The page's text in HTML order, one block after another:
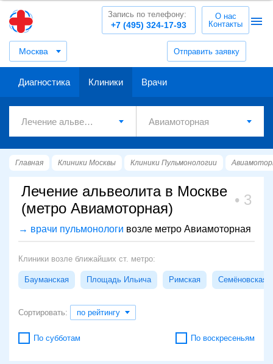
Москва Отправить заявку
+7 (495) 324-17-93
Запись по телефону:
О нас
Контакты
Диагностика Клиники Врачи
Главная Клиники Москвы Клиники Пульмонологии
Лечение альвеолита в Москве
(метро Авиамоторная)
3
→ врачи пульмонологи возле метро Авиамоторная
Клиники возле ближайших ст. метро:
Бауманская Площадь Ильича Римская Семёновская
Сортировать: по рейтингу
По субботам По воскресеньям